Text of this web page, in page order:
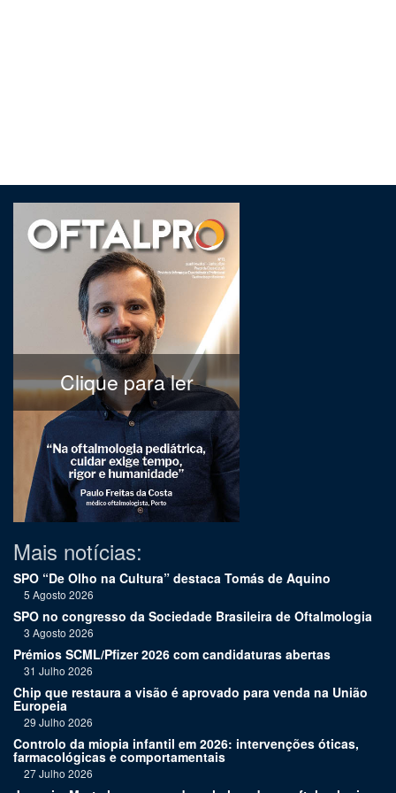
Clique para ler
Mais notícias:
SPO “De Olho na Cultura” destaca Tomás de Aquino
5 Agosto 2026
SPO no congresso da Sociedade Brasileira de Oftalmologia
3 Agosto 2026
Prémios SCML/Pfizer 2026 com candidaturas abertas
31 Julho 2026
Chip que restaura a visão é aprovado para venda na União
Europeia
29 Julho 2026
Controlo da miopia infantil em 2026: intervenções óticas,
farmacológicas e comportamentais
27 Julho 2026